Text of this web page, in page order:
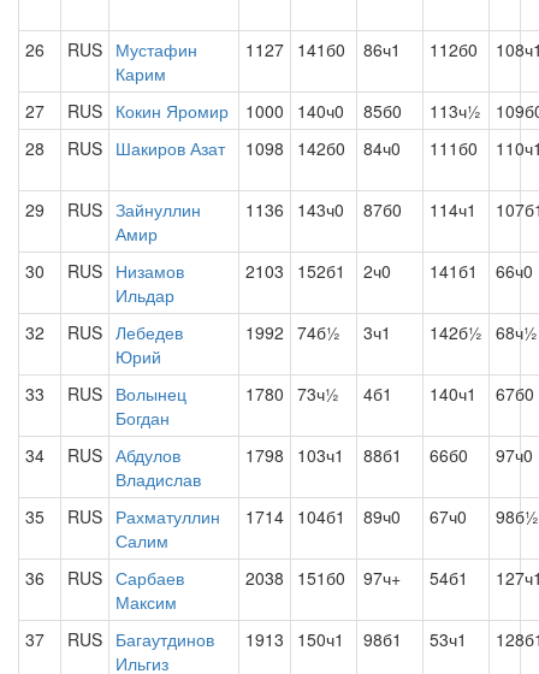
26 RUS Мустафин
Карим
1127 141б0 86ч1 112б0
27 RUS Кокин Яромир 1000 140ч0 85б0 113ч½
28
RUS Шакиров Азат 1098 142б0 84ч0 111б0
29 RUS Зайнуллин
Амир
1136 143ч0 87б0 114ч1
30 RUS Низамов
Ильдар
2103 152б1 2ч0 141б1 66ч0
32 RUS Лебедев
Юрий
1992 74б½ 3ч1 142б½ 68ч½
33 RUS Волынец
Богдан
1780 73ч½ 4б1 140ч1 67б0
34 RUS Абдулов
Владислав
1798 103ч1 88б1 66б0 97ч0
35 RUS Рахматуллин
Салим
1714 104б1 89ч0 67ч0 98б½
36 RUS Сарбаев
Максим
2038 151б0 97ч+ 54б1
37 RUS Багаутдинов
Ильгиз
1913 150ч1 98б1 53ч1